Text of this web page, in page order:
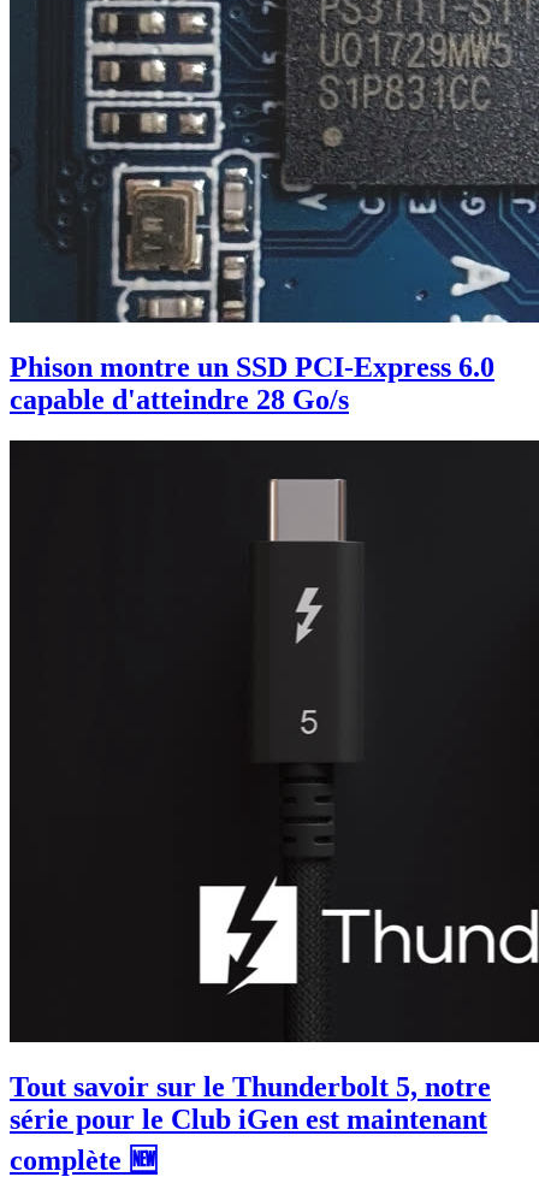
Phison montre un SSD PCI-Express 6.0
capable d'atteindre 28 Go/s
Tout savoir sur le Thunderbolt 5, notre
série pour le Club iGen est maintenant
complète 🆕